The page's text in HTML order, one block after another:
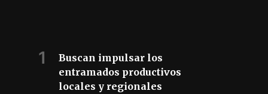
Buscan impulsar los
entramados productivos
locales y regionales